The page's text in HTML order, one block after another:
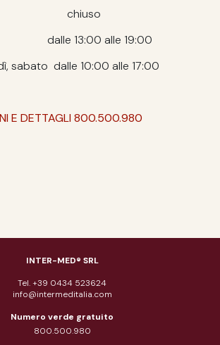
chiuso
dalle 13:00 alle 19:00
sabato dalle 10:00 alle 17:00
E DETTAGLI 800.500.980
INTER-MED® SRL
Tel. +39 0434 523624
info@intermeditalia.com
Numero verde gratuito
800.500.980